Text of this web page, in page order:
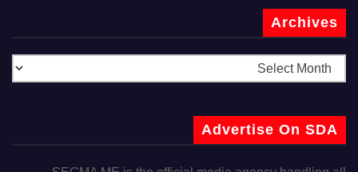
Archives
Advertise On SDA